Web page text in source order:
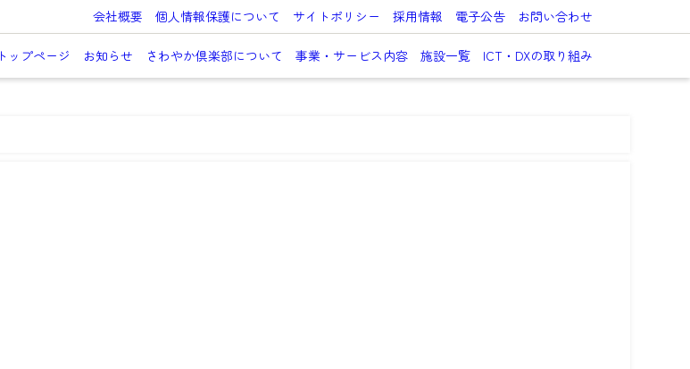
会社概要 個人情報保護について サイトポリシー 採用情報 電子公告 お問い合わせ
トップページ お知らせ さわやか倶楽部について 事業・サービス内容 施設一覧 ICT・DXの取り組み